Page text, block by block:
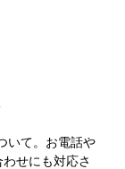
いて。お電話や
せにも対応さ